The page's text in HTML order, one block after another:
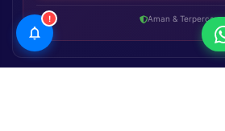
Aman & Terpercaya
!